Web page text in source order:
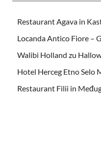
Restaurant Agava in
Locanda Antico Fiore –
Walibi Holland zu
Hotel Herceg Etno Selo
Restaurant Filii in